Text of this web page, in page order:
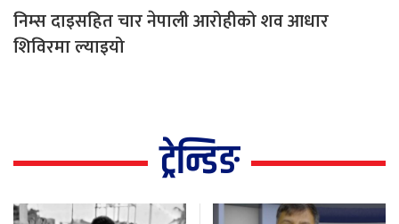
निम्स दाइसहित चार नेपाली आरोहीको शव आधार
शिविरमा ल्याइयो
ट्रेन्डिङ